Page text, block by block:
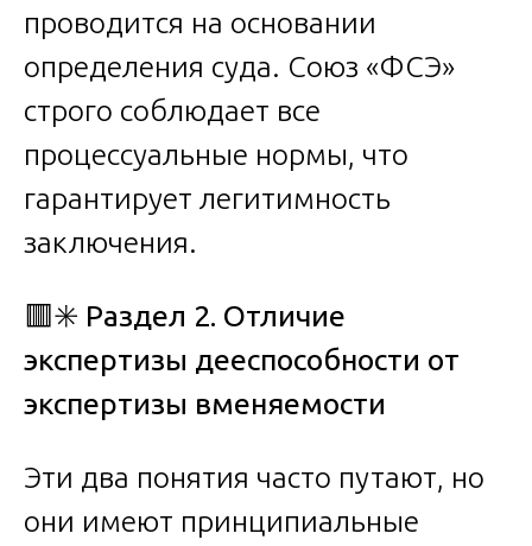
проводится на основании
определения суда. Союз «ФСЭ»
строго соблюдает все
процессуальные нормы, что
гарантирует легитимность
заключения.
🟥✳️ Раздел 2. Отличие
экспертизы дееспособности от
экспертизы вменяемости
Эти два понятия часто путают, но
они имеют принципиальные